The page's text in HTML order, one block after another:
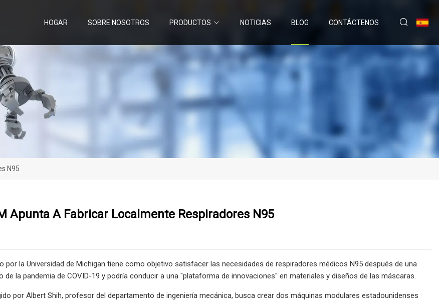
HOGAR SOBRE NOSOTROS PRODUCTOS NOTICIAS BLOG CONTÁCTENOS
N95
Apunta A Fabricar Localmente Respiradores N95
por la Universidad de Michigan tiene como objetivo satisfacer las necesidades de respiradores médicos N95 después de una
de la pandemia de COVID-19 y podría conducir a una "plataforma de innovaciones" en materiales y diseños de las máscaras.
por Albert Shih, profesor del departamento de ingeniería mecánica, busca crear dos máquinas modulares estadounidenses